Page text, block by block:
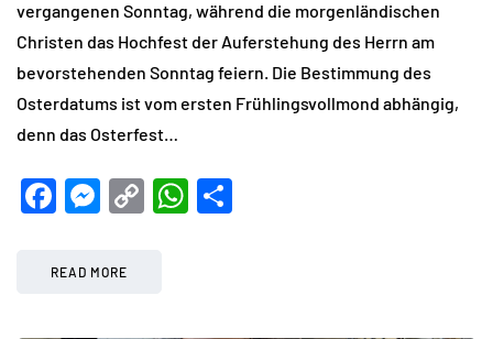
vergangenen Sonntag, während die morgenländischen
Christen das Hochfest der Auferstehung des Herrn am
bevorstehenden Sonntag feiern. Die Bestimmung des
Osterdatums ist vom ersten Frühlingsvollmond abhängig,
denn das Osterfest…
Facebook
Messenger
CopyWhatsApp
READ MORE